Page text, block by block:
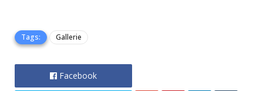
Tags: Gallerie
Facebook